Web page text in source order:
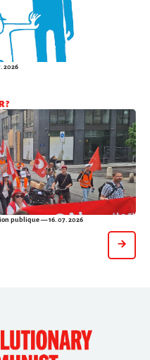
2026
?
publique — 16. 07. 2026